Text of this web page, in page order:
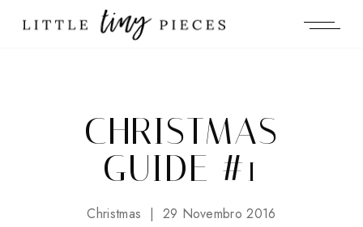
CHRISTMAS
GUIDE #1
Christmas 29 Novembro 2016